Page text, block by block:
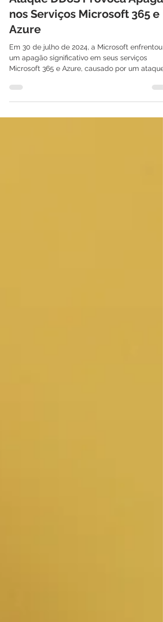
Ataque DDoS Provoca Apagão
nos Serviços Microsoft 365 e
Azure
Em 30 de julho de 2024, a Microsoft enfrentou
Microsoft 365 e Azure, causado por um ataque